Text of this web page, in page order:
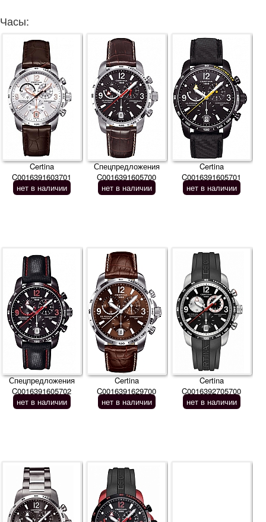
Часы:
Certina
C0016391603701
нет в наличии
Спецпредложения
C0016391605700
нет в наличии
Certina
C0016391605701
нет в наличии
Спецпредложения
C0016391605702
нет в наличии
Certina
C0016391629700
нет в наличии
Certina
C0016392705700
нет в наличии